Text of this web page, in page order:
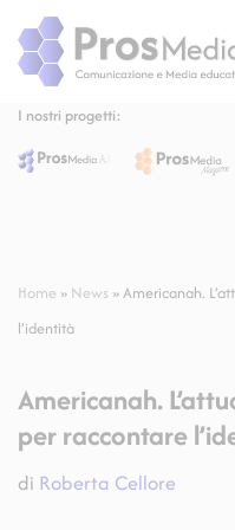
Vai
alI nostri progetti:
Home » News »Americanah.
l’identità
Americanah.
per raccontare
di Roberta Cellore